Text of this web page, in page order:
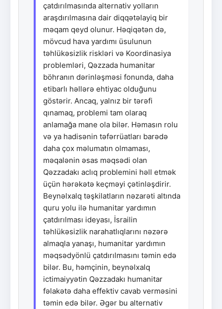
çatdırılmasında alternativ yolların
araşdırılmasına dair diqqətəlayiq bir
məqam qeyd olunur. Həqiqətən də,
mövcud hava yardımı üsulunun
təhlükəsizlik riskləri və Koordinasiya
problemləri, Qəzzada humanitar
böhranın dərinləşməsi fonunda, daha
etibarlı həllərə ehtiyac olduğunu
göstərir. Ancaq, yalnız bir tərəfi
qınamaq, problemi tam olaraq
anlamağa mane ola bilər. Həmasın rolu
və ya hadisənin təfərrüatları barədə
daha çox məlumatın olmaması,
məqalənin əsas məqsədi olan
Qəzzadakı aclıq problemini həll etmək
üçün hərəkətə keçməyi çətinləşdirir.
Beynəlxalq təşkilatların nəzarəti altında
quru yolu ilə humanitar yardımın
çatdırılması ideyası, İsrailin
təhlükəsizlik narahatlıqlarını nəzərə
almaqla yanaşı, humanitar yardımın
məqsədyönlü çatdırılmasını təmin edə
bilər. Bu, həmçinin, beynəlxalq
ictimaiyyətin Qəzzadakı humanitar
fəlakətə daha effektiv cavab verməsini
təmin edə bilər. Əgər bu alternativ